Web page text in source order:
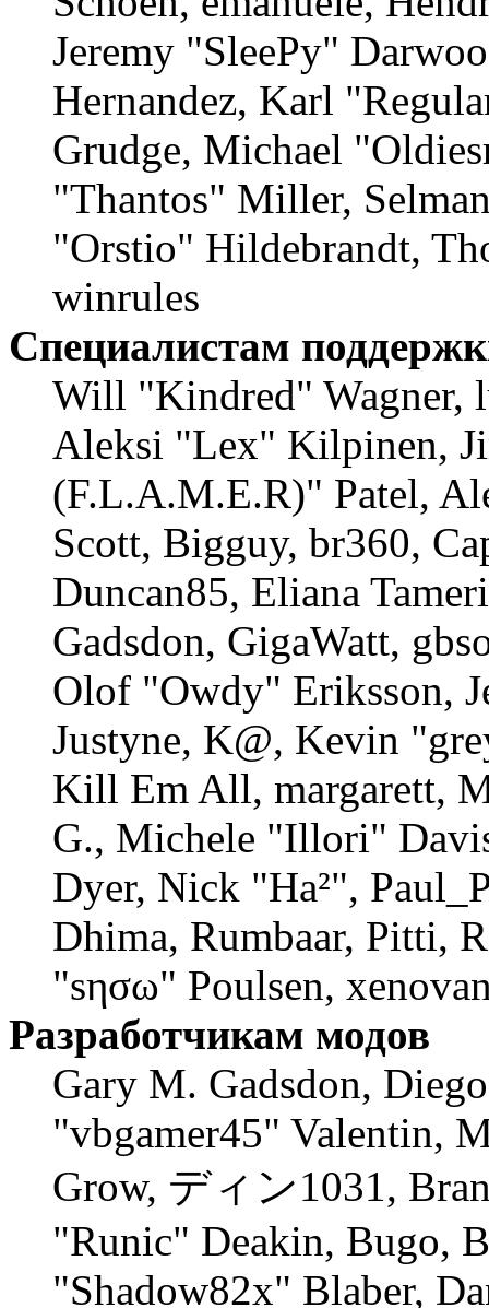
Jeremy "SleePy"
Hernandez, Karl
Grudge, Michael
"Thantos" Miller,
"Orstio" Hildebrandt,
winrules
Специалистам
Will "Kindred" Wagner,
Aleksi "Lex" Kilpinen,
(F.L.A.M.E.R)" Patel,
Scott, Bigguy, br360,
Duncan85, Eliana
Gadsdon, GigaWatt,
Olof "Owdy" Eriksson,
Justyne, K@, Kevin
Kill Em All, margarett,
G., Michele "Illori"
Dyer, Nick "Ha²",
Dhima, Rumbaar, Pitti,
"sησω" Poulsen,
Разработчикам модов
Gary M. Gadsdon,
"vbgamer45" Valentin,
Grow, ディン1031,
"Runic" Deakin, Bugo,
"Shadow82x" Blaber,